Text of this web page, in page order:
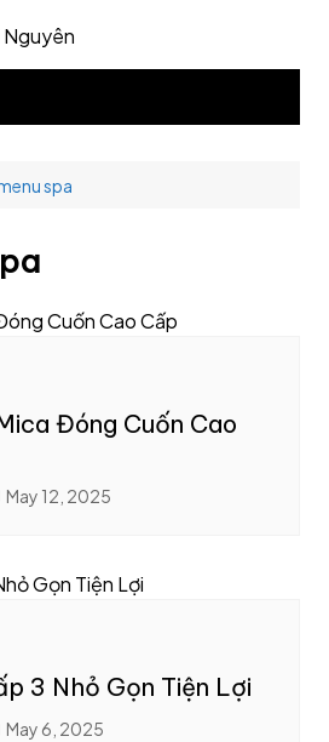
spa
Đóng Cuốn Cao
May 12, 2025
3 Nhỏ Gọn Tiện Lợi
May 6, 2025